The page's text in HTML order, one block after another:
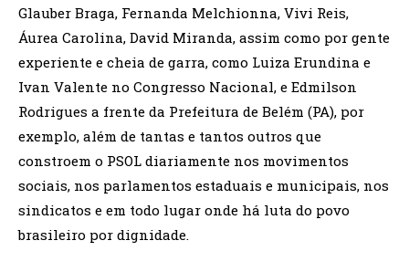
Glauber Braga, Fernanda Melchionna, Vivi Reis,
Áurea Carolina, David Miranda, assim como por gente
experiente e cheia de garra, como Luiza Erundina e
Ivan Valente no Congresso Nacional, e Edmilson
Rodrigues a frente da Prefeitura de Belém (PA), por
exemplo, além de tantas e tantos outros que
constroem o PSOL diariamente nos movimentos
sociais, nos parlamentos estaduais e municipais, nos
sindicatos e em todo lugar onde há luta do povo
brasileiro por dignidade.